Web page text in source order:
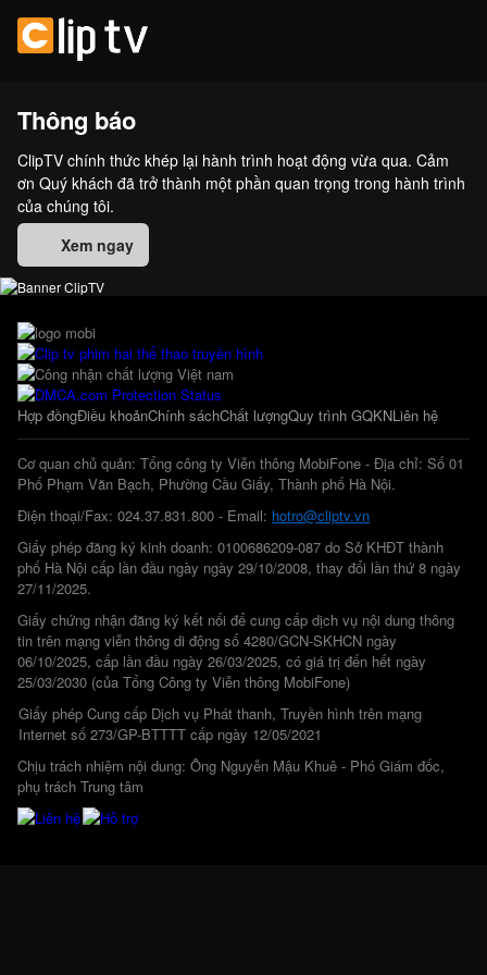
Thông báo
ClipTV chính thức khép lại hành trình hoạt động vừa qua. Cảm
ơn Quý khách đã trở thành một phần quan trọng trong hành trình
của chúng tôi.
Xem ngay
Hợp đồngĐiều khoảnChính sáchChất lượngQuy trình GQKNLiên hệ
Cơ quan chủ quản: Tổng công ty Viễn thông MobiFone - Địa chỉ: Số 01
Phố Phạm Văn Bạch, Phường Cầu Giấy, Thành phố Hà Nội.
Điện thoại/Fax: 024.37.831.800 - Email: hotro@cliptv.vn
Giấy phép đăng ký kinh doanh: 0100686209-087 do Sở KHĐT thành
phố Hà Nội cấp lần đầu ngày ngày 29/10/2008, thay đổi lần thứ 8 ngày
27/11/2025.
Giấy chứng nhận đăng ký kết nối để cung cấp dịch vụ nội dung thông
tin trên mạng viễn thông di động số 4280/GCN-SKHCN ngày
06/10/2025, cấp lần đầu ngày 26/03/2025, có giá trị đến hết ngày
25/03/2030 (của Tổng Công ty Viễn thông MobiFone)
Giấy phép Cung cấp Dịch vụ Phát thanh, Truyền hình trên mạng
Internet số 273/GP-BTTTT cấp ngày 12/05/2021
Chịu trách nhiệm nội dung: Ông Nguyễn Mậu Khuê - Phó Giám đốc,
phụ trách Trung tâm